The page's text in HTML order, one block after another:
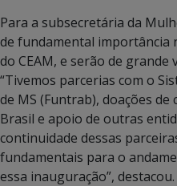
Para a subsecretária da
de fundamental importância
do CEAM, e serão de
“Tivemos parcerias com o
de MS (Funtrab), doações
Brasil e apoio de outras
continuidade dessas
fundamentais para o
essa inauguração”, destacou.